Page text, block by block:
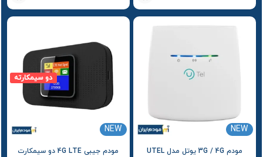
NEW
مودم 3G / 4G یوتل مدل UTEL
دو سیمکارته
NEW
مودم جیبی 4G LTE دو سیمکارت